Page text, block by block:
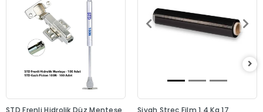
STD Frenli Hidrolik Düz Menteşe
Siyah Streç Film 1.4 Kg 17